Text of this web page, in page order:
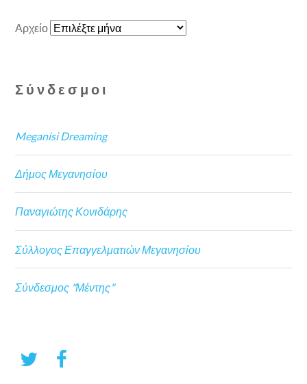
Αρχείο
Σύνδεσμοι
Meganisi Dreaming
Δήμος Μεγανησίου
Παναγιώτης Κονιδάρης
Σύλλογος Επαγγελματιών Μεγανησίου
Σύνδεσμος "Μέντης"